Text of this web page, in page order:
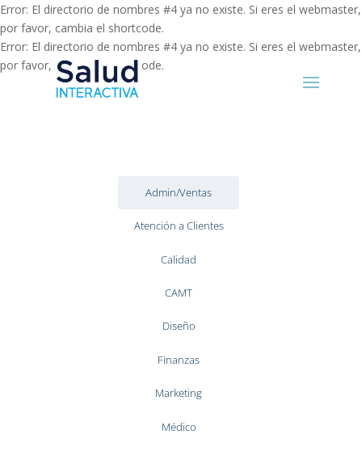
Error: El directorio de nombres #4 ya no existe. Si eres el webmaster,
por favor, cambia el shortcode.
Error: El directorio de nombres #4 ya no existe. Si eres el webmaster,
por favor, cambia el shortcode.
Admin/Ventas
Atención a Clientes
Calidad
CAMT
Diseño
Finanzas
Marketing
Médico